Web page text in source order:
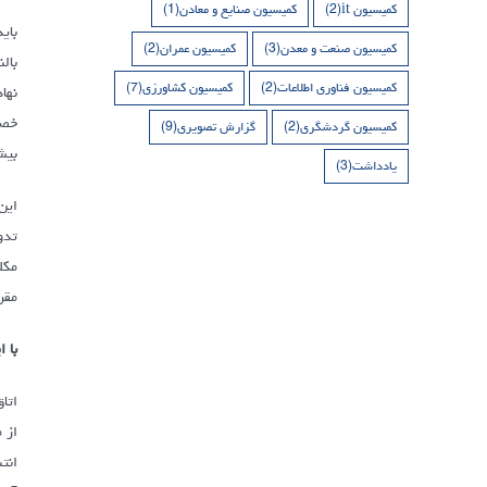
کمیسیون it (2) کمیسیون صنایع و معادن(1)
کمیسیون صنعت و معدن(3) کمیسیون عمران(2)
کمیسیون فناوری اطلاعات(2) کمیسیون کشاورزی(7)
کمیسیون گردشگری(2) گزارش تصویری(9)
یادداشت(3)